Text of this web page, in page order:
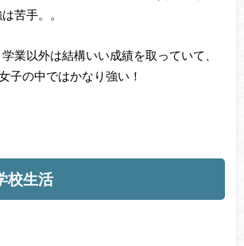
苦手。。
業以外は結構いい成績を取っていて、
子の中ではかなり強い！
校生活